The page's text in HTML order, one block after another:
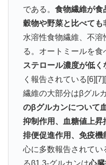
である。 食物繊維が食
穀物や野菜と比べても
水溶性食物繊維、不
る。オートミールを食
ステロール濃度が低く
く報告されている
繊維の大部分はβグル
のβグルカンについて
抑制作用、血糖値上昇
排便促進作用、免疫機
心に多数報告されてい
るβ1,3-グルカンは心